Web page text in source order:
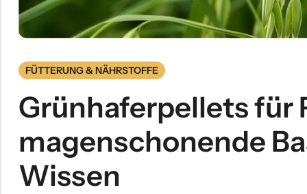
FÜTTERUNG & NÄHRSTOFFE
Grünhaferpellets für
magenschonende
Wissen